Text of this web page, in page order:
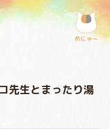
めにゅ〜
先生とまったり湯